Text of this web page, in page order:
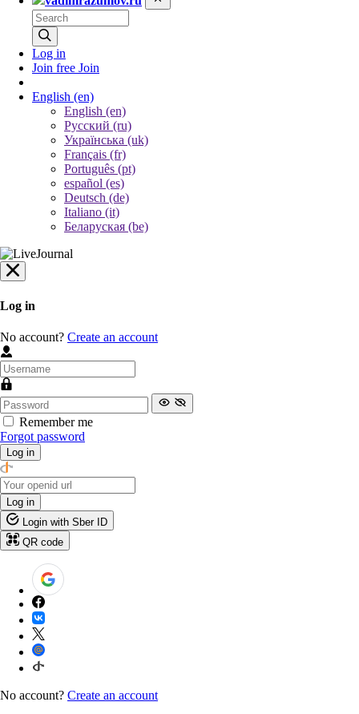
Log in
Join free Join
English (en)
English (en)
Русский (ru)
Українська (uk)
Français (fr)
Português (pt)
español (es)
Deutsch (de)
Italiano (it)
Беларуская (be)
Log in
No account? Create an account
Remember me
Forgot password
Log in
Log in
Login with Sber ID
QR code
No account? Create an account